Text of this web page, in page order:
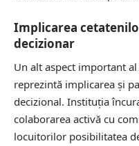
Implicarea
decizionar
Un alt aspect important
reprezintă implicarea și
decizional. Instituția
colaborarea activă cu
locuitorilor posibilitatea